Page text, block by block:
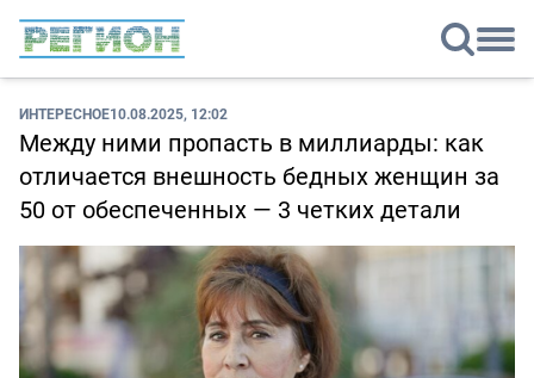
ИНТЕРЕСНОЕ10.08.2025, 12:02
Между ними пропасть в миллиарды: как
отличается внешность бедных женщин за
50 от обеспеченных — 3 четких детали